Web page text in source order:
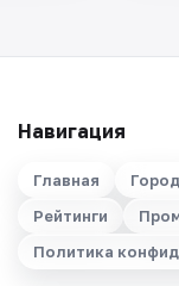
Навигация
Главная
Рейтинги
Политика